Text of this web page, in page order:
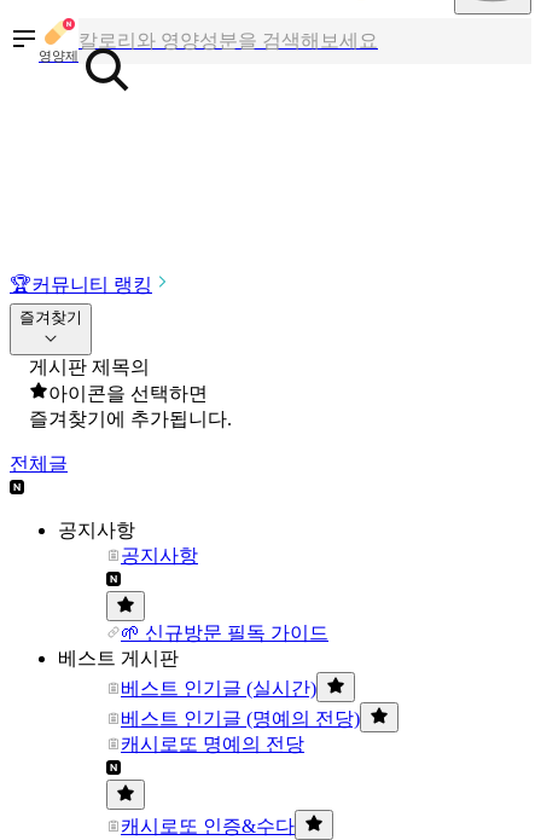
영양제
칼로리와 영양성분을 검색해보세요
혈당 · 다이어트 음식 검색해보세요
🏆커뮤니티 랭킹
즐겨찾기
게시판 제목의
아이콘을 선택하면
즐겨찾기에 추가됩니다.
전체글
공지사항
공지사항
🌱 신규방문 필독 가이드
베스트 게시판
베스트 인기글 (실시간)
베스트 인기글 (명예의 전당)
캐시로또 명예의 전당
캐시로또 인증&수다